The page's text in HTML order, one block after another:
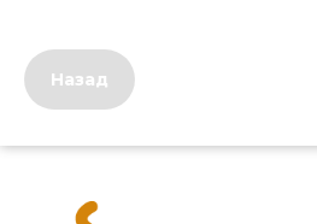
Назад